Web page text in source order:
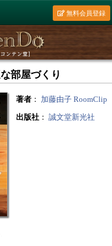
無料会員登録
部屋づくり
著者 ： 加藤由子 RoomClip
出版社 ： 誠文堂新光社